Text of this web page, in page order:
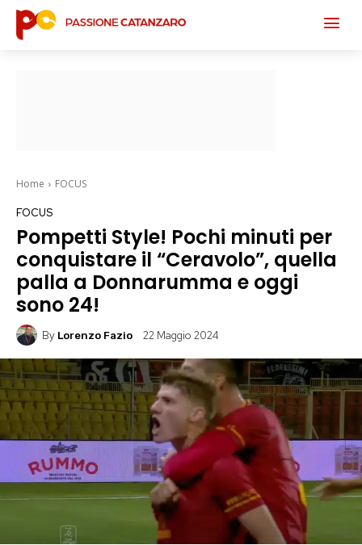
Home FOCUS
FOCUS
Pompetti Style! Pochi minuti per
conquistare il “Ceravolo”, quella
palla a Donnarumma e oggi
sono 24!
By Lorenzo Fazio 22 Maggio 2024